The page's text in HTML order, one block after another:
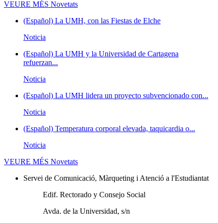
VEURE MÉS Novetats
(Español) La UMH, con las Fiestas de Elche
Noticia
(Español) La UMH y la Universidad de Cartagena
refuerzan...
Noticia
(Español) La UMH lidera un proyecto subvencionado con...
Noticia
(Español) Temperatura corporal elevada, taquicardia o...
Noticia
VEURE MÉS Novetats
Servei de Comunicació, Màrqueting i Atenció a l'Estudiantat
Edif. Rectorado y Consejo Social
Avda. de la Universidad, s/n